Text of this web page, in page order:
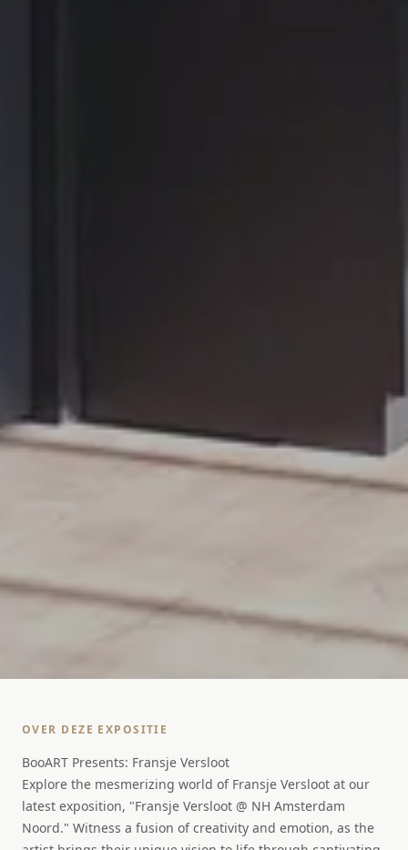
OVER DEZE EXPOSITIE
BooART Presents: Fransje Versloot
Explore the mesmerizing world of Fransje Versloot at our
latest exposition, "Fransje Versloot @ NH Amsterdam
Noord." Witness a fusion of creativity and emotion, as the